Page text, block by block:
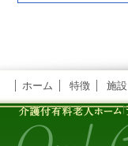
ホーム 特徴 施設